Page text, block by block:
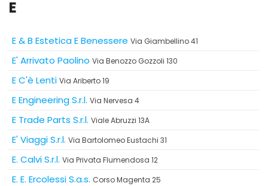
E
E & B Estetica E Benessere Via Giambellino 41
E' Arrivato Paolino Via Benozzo Gozzoli 130
E C'è Lenti Via Ariberto 19
E Engineering S.r.l. Via Nervesa 4
E Trade Parts S.r.l. Viale Abruzzi 13A
E' Viaggi S.r.l. Via Bartolomeo Eustachi 31
E. Calvi S.r.l. Via Privata Flumendosa 12
E. E. Ercolessi S.a.s. Corso Magenta 25